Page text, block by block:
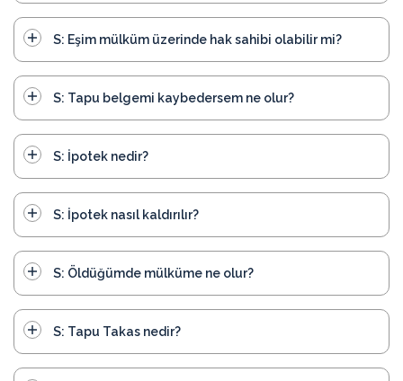
S: Eşim mülküm üzerinde hak sahibi olabilir mi?
S: Tapu belgemi kaybedersem ne olur?
S: İpotek nedir?
S: İpotek nasıl kaldırılır?
S: Öldüğümde mülküme ne olur?
S: Tapu Takas nedir?